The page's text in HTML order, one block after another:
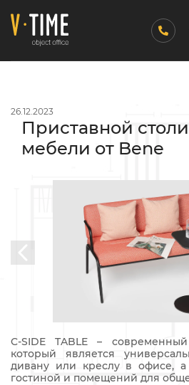
26.12.2023
Приставной
мебели от Bene
C-SIDE TABLE –
который является
дивану или креслу в офисе,
гостиной и помещений для